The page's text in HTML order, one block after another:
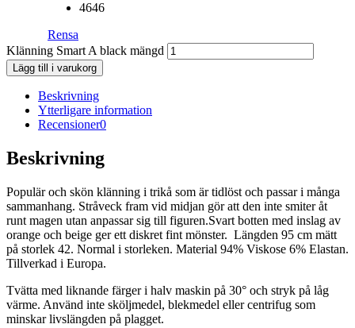
4646
Rensa
Klänning Smart A black mängd
Lägg till i varukorg
Beskrivning
Ytterligare information
Recensioner0
Beskrivning
Populär och skön klänning i trikå som är tidlöst och passar i många
sammanhang. Stråveck fram vid midjan gör att den inte smiter åt
runt magen utan anpassar sig till figuren.Svart botten med inslag av
orange och beige ger ett diskret fint mönster. Längden 95 cm mätt
på storlek 42. Normal i storleken. Material 94% Viskose 6% Elastan.
Tillverkad i Europa.
Tvätta med liknande färger i halv maskin på 30° och stryk på låg
värme. Använd inte sköljmedel, blekmedel eller centrifug som
minskar livslängden på plagget.